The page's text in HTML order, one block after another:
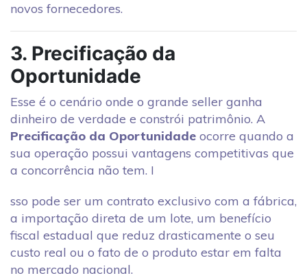
novos fornecedores.
3. Precificação da
Oportunidade
Esse é o cenário onde o grande seller ganha
dinheiro de verdade e constrói patrimônio. A
Precificação da Oportunidade ocorre quando a
sua operação possui vantagens competitivas que
a concorrência não tem. I
sso pode ser um contrato exclusivo com a fábrica,
a importação direta de um lote, um benefício
fiscal estadual que reduz drasticamente o seu
custo real ou o fato de o produto estar em falta
no mercado nacional.